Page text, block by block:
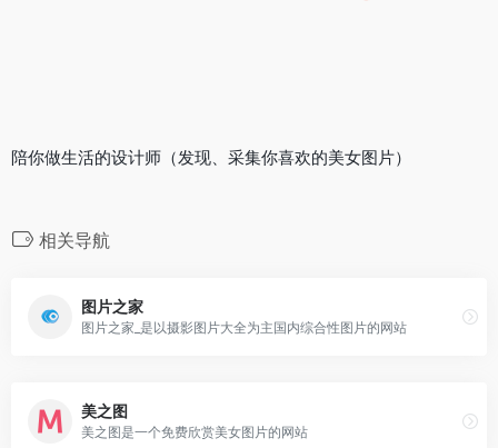
陪你做生活的设计师（发现、采集你喜欢的美女图片）
相关导航
图片之家
图片之家_是以摄影图片大全为主国内综合性图片的网站
美之图
美之图是一个免费欣赏美女图片的网站